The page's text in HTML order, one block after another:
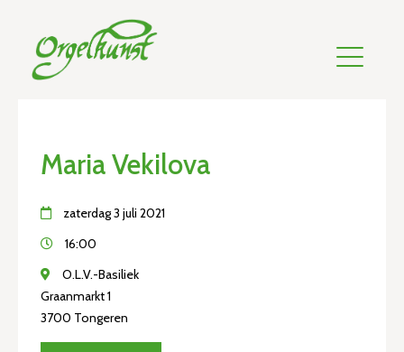
Maria Vekilova
zaterdag 3 juli 2021
16:00
O.L.V.-Basiliek
Graanmarkt 1
3700 Tongeren